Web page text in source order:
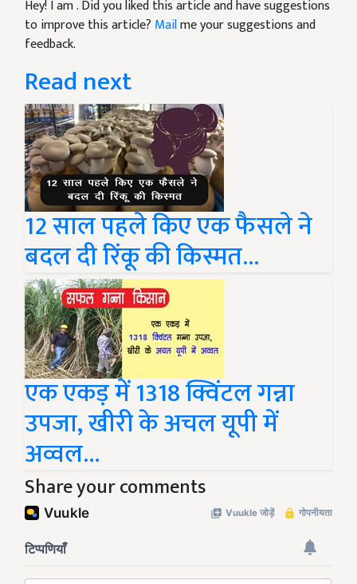
Hey! I am. Did you liked this article and have suggestions
to improve this article? Mailme your suggestions and
feedback.
Read next
12 साल पहले किए एक फैसले ने
बदल दी रिंकू की किस्मत...
एक एकड़ में 1318 क्विंटल गन्ना
उपजा, खीरी के अचल यूपी में
अव्वल…
Share your comments